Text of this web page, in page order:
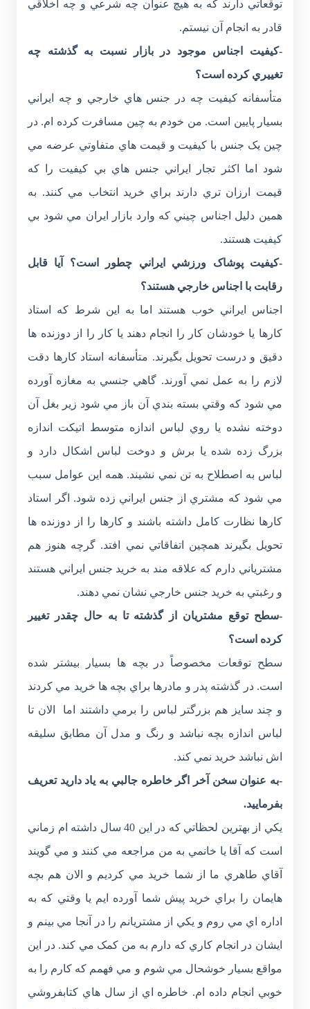
توقعاتي دارند که به هيچ عنوان چه شرعي و چه اخلاقي
قادر به انجام آن نيستم.
-کيفيت اجناس موجود در بازار نسبت به گذشته چه
تغييري کرده است؟
متأسفانه کيفيت چه در جنس هاي خارجي و چه ايراني
بسيار پايين است. من خودم به چين مسافرت کرده ام. در
چين يک جنس با کيفيت و قيمت هاي متفاوتي عرضه مي
شود اما اکثر تجار ايراني جنس هاي بي کيفيت را که
قيمت ارزان تري دارند براي خريد انتخاب مي کنند. به
همين دليل اجناس چيني که وارد بازار ايران مي شود بي
کيفيت هستند.
-کيفيت پوشاک ورزشي ايراني چطور است؟ آيا قابل
رقابت با اجناس خارجي هستند؟
اجناس ايراني خوب هستند اما به اين شرط که استاد
کارها يا خودشان کار را انجام دهند يا کار را از دوزنده ها
دقيق و درست تحويل بگيرند. متأسفانه استاد کارها دقت
لازم را به عمل نمي آورند. گاهي جنسي به مغازه آورده
مي شود که وقتي بسته بندي آن باز مي شود زير بغل آن
دوخته نشده يا روي لباس اندازه متوسط اتيکت اندازه
بزرگ زده شده يا برش و دوخت لباس اشکال دارد و
لباس به اصطلاح به تن نمي نشيند. همه اين عوامل سبب
مي شود که مشتري از جنس ايراني زده شود. اگر استاد
کارها نظارت کامل داشته باشند و کارها را از دوزنده ها
تحويل بگيرند همچين اتفاقاتي نمي افتد. گرچه هنوز هم
مشترياني دارم که علاقه مند به خريد جنس ايراني هستند
و رغبتي به خريد جنس خارجي نشان نمي دهند.
-سطح توقع مشتريان از گذشته تا به حال چقدر تغيير
کرده است؟
سطح توقعات مخصوصاً در بچه ها بسيار بيشتر شده
است. در گذشته پدر و مادرها براي بچه ها خريد مي کردند
و چند سايز هم بزرگتر لباس را برمي داشتند اما الان تا
لباس اندازه بچه نباشد و رنگ و مدل آن مطابق سليقه
اش نباشد خريد نمي کند.
-به عنوان سخن آخر اگر خاطره جالبي به ياد داريد تعريف
بفرماييد.
يکي از بهترين لحظاتي که در اين 40 سال داشته ام زماني
است که آقا يا خانمي به من مراجعه مي کنند و مي گويند
آقاي طاهري ما از شما خريد مي کرديم و الان هم بچه
هايمان را براي خريد پيش شما آورده ايم يا وقتي که به
اداره اي مي روم و يکي از مشتريانم را در آنجا مي بينم و
ايشان در انجام کاري که دارم به من کمک مي کند. در اين
مواقع بسيار خوشحال مي شوم و مي فهمم که کارم را به
خوبي انجام داده ام. خاطره اي از سال هاي کتابفروشي